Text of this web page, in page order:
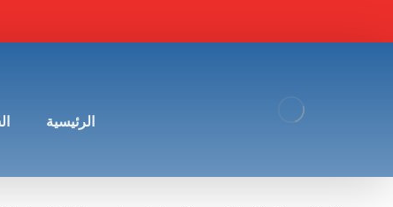
الرئيسية